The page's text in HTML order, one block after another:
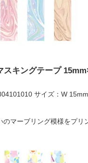
スキングテープ
サイズ：W
のマーブリング模様をプリ